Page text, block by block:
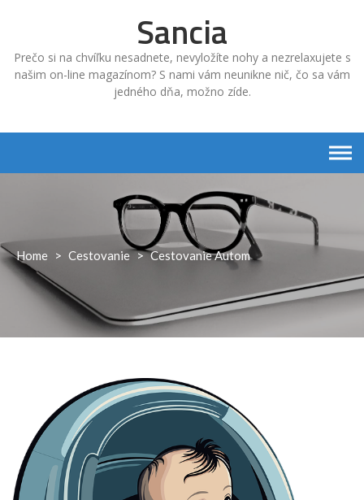
Sancia
Prečo si na chvíľku nesadnete, nevyložíte nohy a nezrelaxujete s
našim on-line magazínom? S nami vám neunikne nič, čo sa vám
jedného dňa, možno zíde.
Home > Cestovanie > Cestovanie Autom